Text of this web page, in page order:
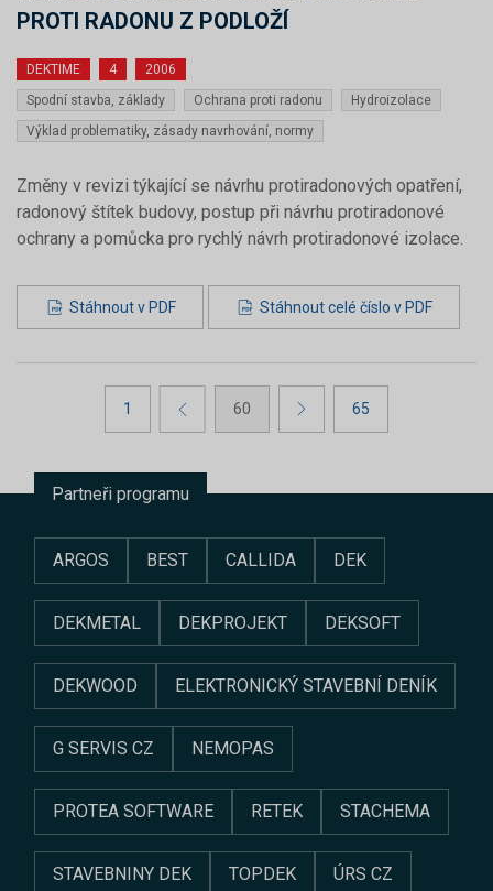
PROTI RADONU Z PODLOŽÍ
DEKTIME 4
2006
Spodní stavba, základy
Ochrana proti radonu
Hydroizolace
Výklad problematiky, zásady navrhování, normy
Změny v revizi týkající se návrhu protiradonových opatření,
radonový štítek budovy, postup při návrhu protiradonové
ochrany a pomůcka pro rychlý návrh protiradonové izolace.
Stáhnout v PDF Stáhnout celé číslo v PDF
1 60 65
Partneři programu
ARGOS BEST CALLIDA DEK
DEKMETAL DEKPROJEKT DEKSOFT
DEKWOOD ELEKTRONICKÝ STAVEBNÍ DENÍK
G SERVIS CZ NEMOPAS
PROTEA SOFTWARE RETEK STACHEMA
STAVEBNINY DEK TOPDEK ÚRS CZ